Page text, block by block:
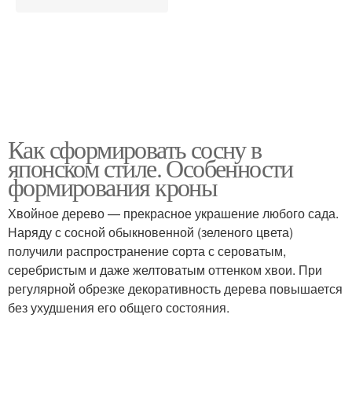
Как сформировать сосну в
японском стиле. Особенности
формирования кроны
Хвойное дерево — прекрасное украшение любого сада.
Наряду с сосной обыкновенной (зеленого цвета)
получили распространение сорта с сероватым,
серебристым и даже желтоватым оттенком хвои. При
регулярной обрезке декоративность дерева повышается
без ухудшения его общего состояния.